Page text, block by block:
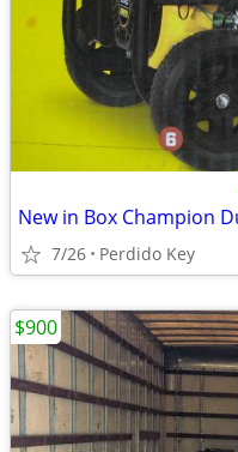
7/26 Perdido Key
$900